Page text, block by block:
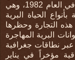
1982، وهي
الحياة البرية
هذه التجارة وحظرها
البرية المهاجرة
عبر نطاقات جغرافية
مؤخراً في يناير